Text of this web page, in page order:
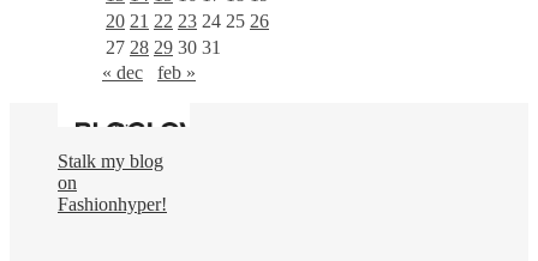
20 21 22 23 24 25 26
27 28 29 30 31
« dec
feb »
Stalk my blog
on
Fashionhyper!